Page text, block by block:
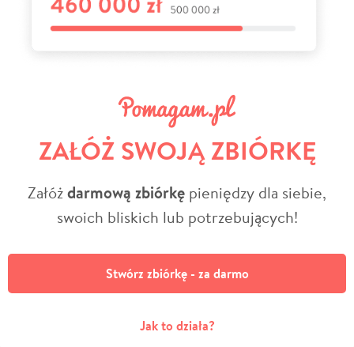
ZAŁÓŻ SWOJĄ ZBIÓRKĘ
Załóżdarmową zbiórkę pieniędzy dla siebie,
swoich bliskich lub potrzebujących!
Stwórz zbiórkę - za darmo
Jak to działa?